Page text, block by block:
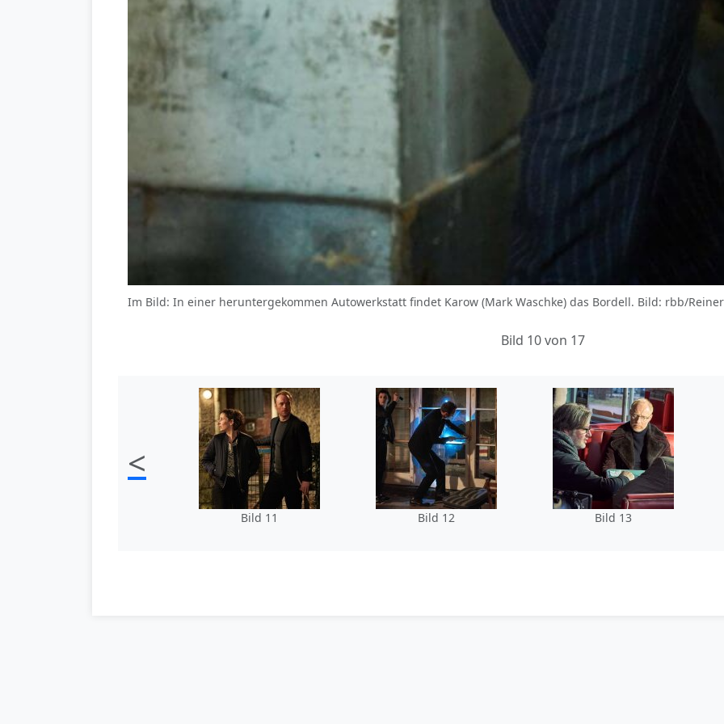
Im Bild: In einer heruntergekommen Autowerkstatt findet Karow (Mark Waschke) das Bordell. Bild: rbb/
Bild 10 von 17
<
Bild 11 Bild 12 Bild 13